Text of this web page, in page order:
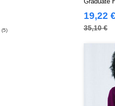
(5)
19,22 €
35,10 €